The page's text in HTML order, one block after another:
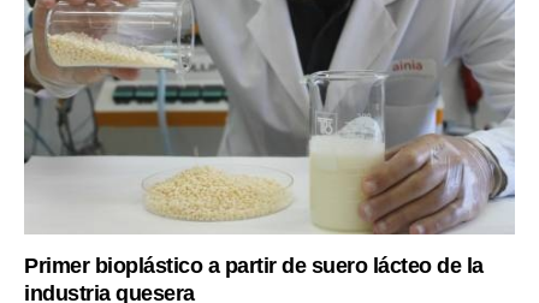
Primer bioplástico a partir de suero lácteo de la
industria quesera